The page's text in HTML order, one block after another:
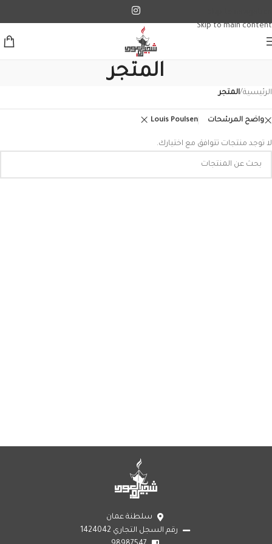
Skip to main content
المتجر
الرئيسية/المتجر
واضح المرشحات Louis Poulsen
لا توجد منتجات تتوافق مع اختيارك.
سلطنة عمان
رقم السجل التجاري 1424042